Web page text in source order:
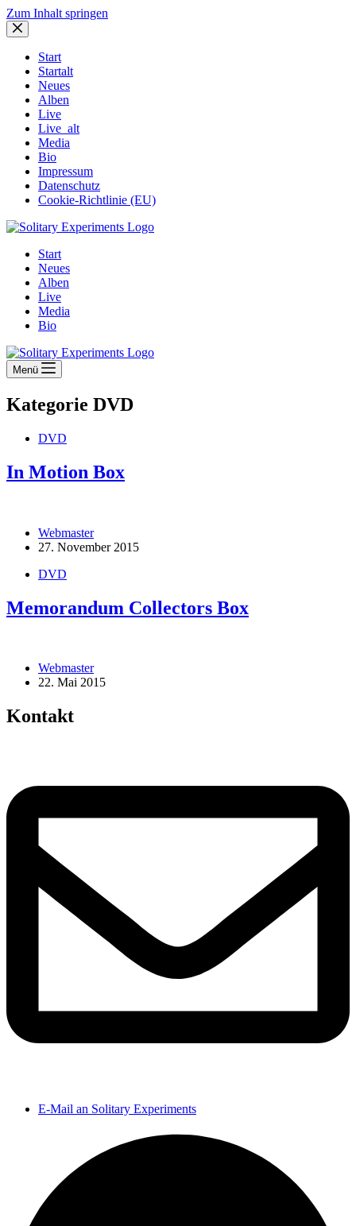
Zum Inhalt springen
Start
Startalt
Neues
Alben
Live
Live_alt
Media
Bio
Impressum
Datenschutz
Cookie-Richtlinie (EU)
Start
Neues
Alben
Live
Media
Bio
Menü
Kategorie DVD
DVD
In Motion Box
Webmaster
27. November 2015
DVD
Memorandum Collectors Box
Webmaster
22. Mai 2015
Kontakt
E-Mail an Solitary Experiments